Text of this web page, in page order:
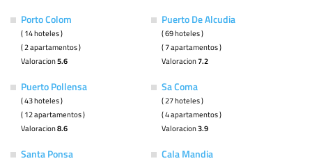
Porto Colom
( 14 hoteles )
( 2 apartamentos )
Valoracion5.6
Puerto De Alcudia
( 69 hoteles )
( 7 apartamentos )
Valoracion7.2
Puerto Pollensa
( 43 hoteles )
( 12 apartamentos )
Valoracion8.6
Sa Coma
( 27 hoteles )
( 4 apartamentos )
Valoracion3.9
Santa Ponsa Cala Mandia